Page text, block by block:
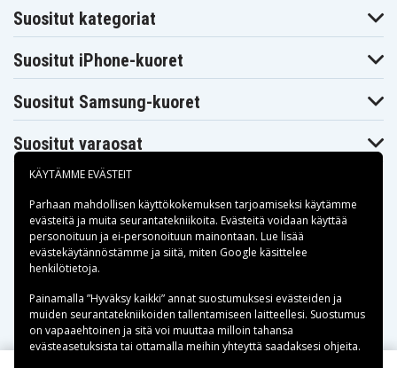
Suositut kategoriat
Suositut iPhone-kuoret
Suositut Samsung-kuoret
Suositut varaosat
Maksuvaihtoehdot
Toimitusvaihtoehdot
KÄYTÄMME EVÄSTEIT
Parhaan mahdollisen käyttökokemuksen tarjoamiseksi käytämme
evästeitä ja muita seurantatekniikoita. Evästeitä voidaan käyttää
personoituun ja ei-personoituun mainontaan. Lue lisää
evästekäytännöstämme ja siitä, miten Google käsittelee
henkilötietoja.
Painamalla ”Hyväksy kaikki” annat suostumuksesi evästeiden ja
muiden seurantatekniikoiden tallentamiseen laitteellesi. Suostumus
on vapaaehtoinen ja sitä voi muuttaa milloin tahansa
evästeasetuksista tai ottamalla meihin yhteyttä saadaksesi ohjeita.